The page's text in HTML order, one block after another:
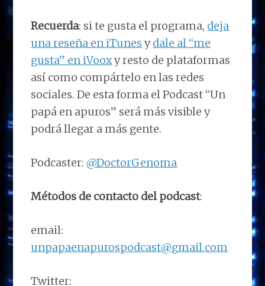
Recuerda: si te gusta el programa, deja
una reseña en iTunes ydale al “me
gusta” en iVooxy resto de plataformas
así como compártelo en las redes
sociales. De esta forma el Podcast “Un
papá en apuros” será más visible y
podrá llegar a más gente.
Podcaster: @DoctorGenoma
Métodos de contacto del podcast:
email:
unpapaenapurospodcast@gmail.com
Twitter: